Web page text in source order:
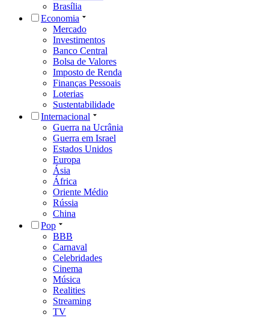
Brasília
Economia
Mercado
Investimentos
Banco Central
Bolsa de Valores
Imposto de Renda
Finanças Pessoais
Loterias
Sustentabilidade
Internacional
Guerra na Ucrânia
Guerra em Israel
Estados Unidos
Europa
Ásia
África
Oriente Médio
Rússia
China
Pop
BBB
Carnaval
Celebridades
Cinema
Música
Realities
Streaming
TV